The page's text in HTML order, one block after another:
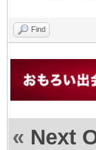
Find
« Next